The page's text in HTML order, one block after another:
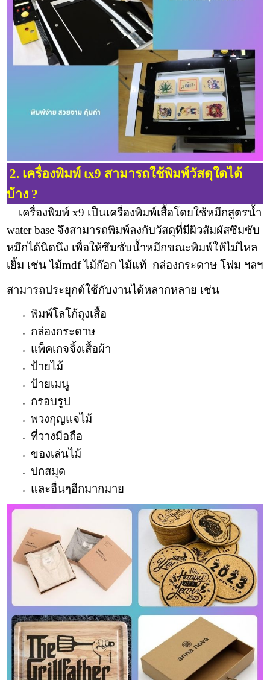
2. เครื่องพิมพ์ tx9 สามารถใช้พิมพ์วัสดุใดได้
บ้าง ?
เครื่องพิมพ์ x9 เป็นเครื่องพิมพ์เสื้อโดยใช้หมึกสูตรน้ำ
water base จึงสามารถพิมพ์ลงกับวัสดุที่มีผิวสัมผัสซึมซับ
หมึกได้นิดนึง เพื่อให้ซึมซับน้ำหมึกขณะพิมพ์ให้ไม่ไหล
เยิ้ม เช่น ไม้mdf ไม้ก๊อก ไม้แท้ กล่องกระดาษ โฟม ฯลฯ
สามารถประยุกต์ใช้กับงานได้หลากหลาย เช่น
พิมพ์โลโก้ถุงเสื้อ
กล่องกระดาษ
แพ็คเกจจิ้งเสื้อผ้า
ป้ายไม้
ป้ายเมนู
กรอบรูป
พวงกุญแจไม้
ที่วางมือถือ
ของเล่นไม้
ปกสมุด
และอื่นๆอีกมากมาย